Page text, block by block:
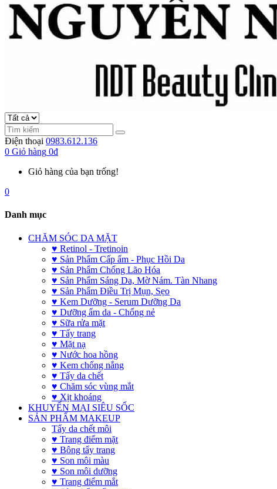
Điện thoại 0983.612.136
0 Giỏ hàng 0đ
Giỏ hàng của bạn trống!
0
Danh mục
CHĂM SÓC DA MẶT
♥ Retinol - Tretinoin
♥ Sản Phẩm Cấp ẩm - Phục Hồi Da
♥ Sản Phẩm Chống Lão Hóa
♥ Sản Phẩm Sáng Da, Mờ Nám. Tàn Nhang
♥ Sản Phẩm Điều Trị Mụn, Sẹo
♥ Kem Dưỡng - Serum Dưỡng Da
♥ Dưỡng ẩm da - Chống nẻ
♥ Sữa rửa mặt
♥ Tẩy trang
♥ Mặt nạ
♥ Nước hoa hồng
♥ Kem chống nắng
♥ Tẩy da chết
♥ Chăm sóc vùng mắt
♥ Xịt khoáng
KHUYẾN MẠI SIÊU SỐC
SẢN PHẨM MAKEUP
Tẩy da chết môi
♥ Trang điểm mặt
♥ Bông tẩy trang
♥ Son môi màu
♥ Son môi dưỡng
♥ Trang điểm mắt